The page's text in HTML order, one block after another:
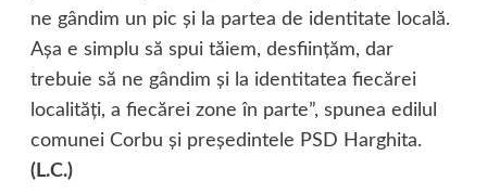
ne gândim un pic şi la partea de identitate locală.
Aşa e simplu să spui tăiem, desfiinţăm, dar
trebuie să ne gândim şi la identitatea fiecărei
localităţi, a fiecărei zone în parte”, spunea edilul
comunei Corbu şi preşedintele PSD Harghita.
(L.C.)